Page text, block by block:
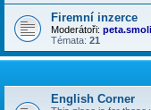
Firemní inzerce
Moderátoři:
Témata: 21
English Corner